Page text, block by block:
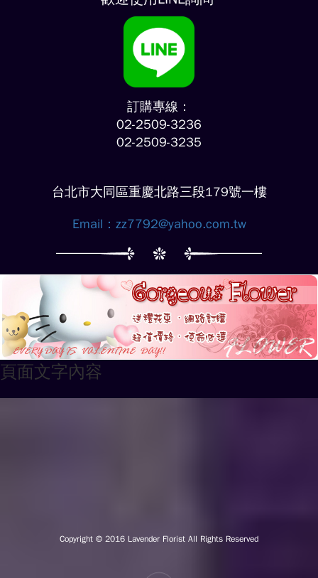
訂購專線：
02-2509-3236
02-2509-3235
台北市大同區重慶北路三段179號一樓
Email： zz7792@yahoo.com.tw
頁面文字內容
Copyright © 2016 Lavender Florist All Rights Reserved